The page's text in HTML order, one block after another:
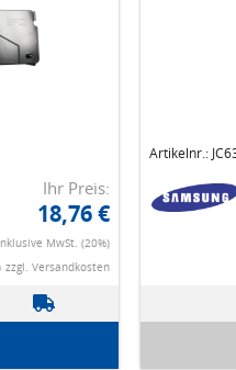
Ihr Preis:
18,76 €
MwSt. (20%)
zzgl. Versandkosten
Artikelnr.: